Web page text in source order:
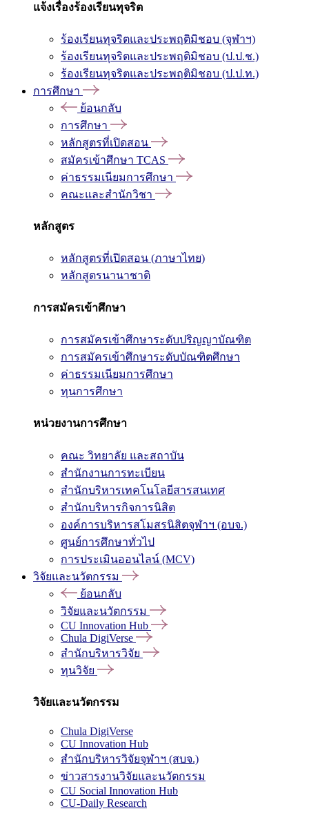
แจ้งเรื่องร้องเรียนทุจริต
ร้องเรียนทุจริตและประพฤติมิชอบ (จุฬาฯ)
ร้องเรียนทุจริตและประพฤติมิชอบ (ป.ป.ช.)
ร้องเรียนทุจริตและประพฤติมิชอบ (ป.ป.ท.)
การศึกษา
ย้อนกลับ
การศึกษา
หลักสูตรที่เปิดสอน
สมัครเข้าศึกษา TCAS
ค่าธรรมเนียมการศึกษา
คณะและสำนักวิชา
หลักสูตร
หลักสูตรที่เปิดสอน (ภาษาไทย)
หลักสูตรนานาชาติ
การสมัครเข้าศึกษา
การสมัครเข้าศึกษาระดับปริญญาบัณฑิต
การสมัครเข้าศึกษาระดับบัณฑิตศึกษา
ค่าธรรมเนียมการศึกษา
ทุนการศึกษา
หน่วยงานการศึกษา
คณะ วิทยาลัย และสถาบัน
สำนักงานการทะเบียน
สำนักบริหารเทคโนโลยีสารสนเทศ
สำนักบริหารกิจการนิสิต
องค์การบริหารสโมสรนิสิตจุฬาฯ (อบจ.)
ศูนย์การศึกษาทั่วไป
การประเมินออนไลน์ (MCV)
วิจัยและนวัตกรรม
ย้อนกลับ
วิจัยและนวัตกรรม
CU Innovation Hub
Chula DigiVerse
สำนักบริหารวิจัย
ทุนวิจัย
วิจัยและนวัตกรรม
Chula DigiVerse
CU Innovation Hub
สำนักบริหารวิจัยจุฬาฯ (สบจ.)
ข่าวสารงานวิจัยและนวัตกรรม
CU Social Innovation Hub
CU-Daily Research